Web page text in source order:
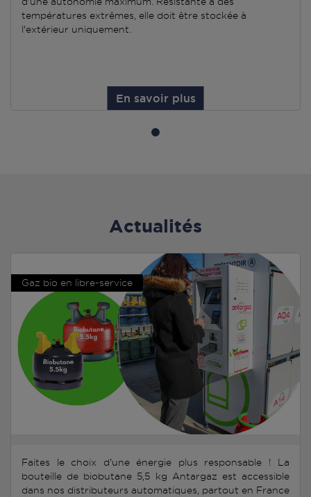
températures extrêmes, elle doit être stockée à
l'extérieur uniquement.
En savoir plus
Actualités
Gaz bio en libre-service
Faites le choix d'une énergie plus responsable ! La
bouteille de biobutane 5,5 kg Antargaz est accessible
dans nos distributeurs automatiques, partout en France